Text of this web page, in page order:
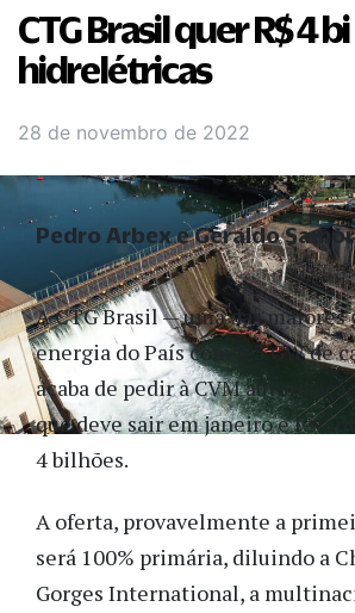
CTG Brasil quer R$ 4
hidrelétricas
28 de novembro de 2022
A CTG Brasil — uma das maiores
energia do País com 8,3 GW de
acaba de pedir à CVM
que deve sair em janeiro e
4 bilhões.
A oferta, provavelmente a
será 100% primária, diluindo a
Gorges International, a
Pedro Arbex e Geraldo Samor